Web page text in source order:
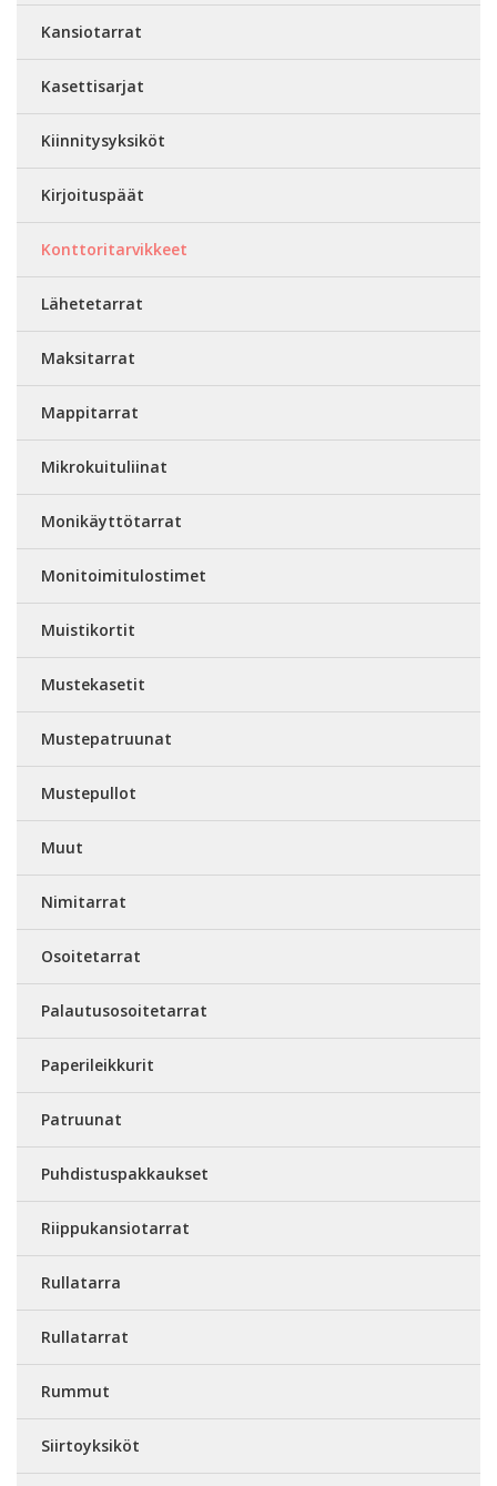
Kansiotarrat
Kasettisarjat
Kiinnitysyksiköt
Kirjoituspäät
Konttoritarvikkeet
Lähetetarrat
Maksitarrat
Mappitarrat
Mikrokuituliinat
Monikäyttötarrat
Monitoimitulostimet
Muistikortit
Mustekasetit
Mustepatruunat
Mustepullot
Muut
Nimitarrat
Osoitetarrat
Palautusosoitetarrat
Paperileikkurit
Patruunat
Puhdistuspakkaukset
Riippukansiotarrat
Rullatarra
Rullatarrat
Rummut
Siirtoyksiköt